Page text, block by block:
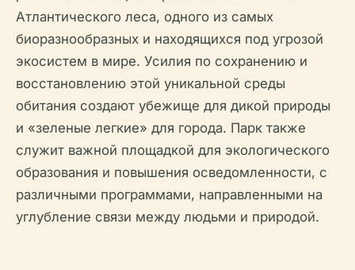
Атлантического леса, одного из самых
биоразнообразных и находящихся под угрозой
экосистем в мире. Усилия по сохранению и
восстановлению этой уникальной среды
обитания создают убежище для дикой природы
и «зеленые легкие» для города. Парк также
служит важной площадкой для экологического
образования и повышения осведомленности, с
различными программами, направленными на
углубление связи между людьми и природой.